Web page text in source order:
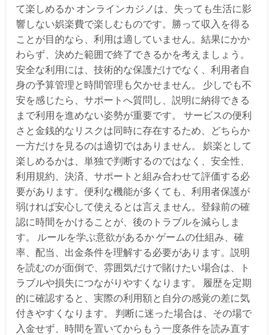
て楽しめるか オンラインカジノは、失っても生活に影
響しない娯楽費で楽しむものです。勝って収入を得る
ことが目的なら、利用は適していません。結果にかか
わらず、決めた範囲で終了できるかを考えましょう。
安全な利用には、技術的な保護だけでなく、利用者自
身の予算管理と時間管理も欠かせません。 少しでも不
安を感じたら、サポートへ質問し、説明に納得できる
まで利用を進めない姿勢が重要です。 サービスの便利
さと金銭的なリスクは同時に存在するため、どちらか
一方だけを見るのは適切ではありません。 娯楽として
楽しめるかは、単独で判断するのではなく、安全性、
利用規約、決済、サポートと組み合わせて評価する必
要があります。便利な機能が多くても、利用者保護が
弱ければ安心して使えるとは言えません。登録前の確
認に時間をかけることが、後のトラブルを減らしま
す。 ルールを学ぶ意欲があるか ゲームの仕組み、確
率、配当、出金条件を理解する必要があります。説明
を読むのが面倒で、雰囲気だけで賭けたい場合は、ト
ラブルや損失につながりやすくなります。 履歴を定期
的に確認すると、実際の利用額と自分の感覚の差に気
付きやすくなります。 判断に迷った場合は、その場で
入金せず、時間を置いてからもう一度条件を読み直す